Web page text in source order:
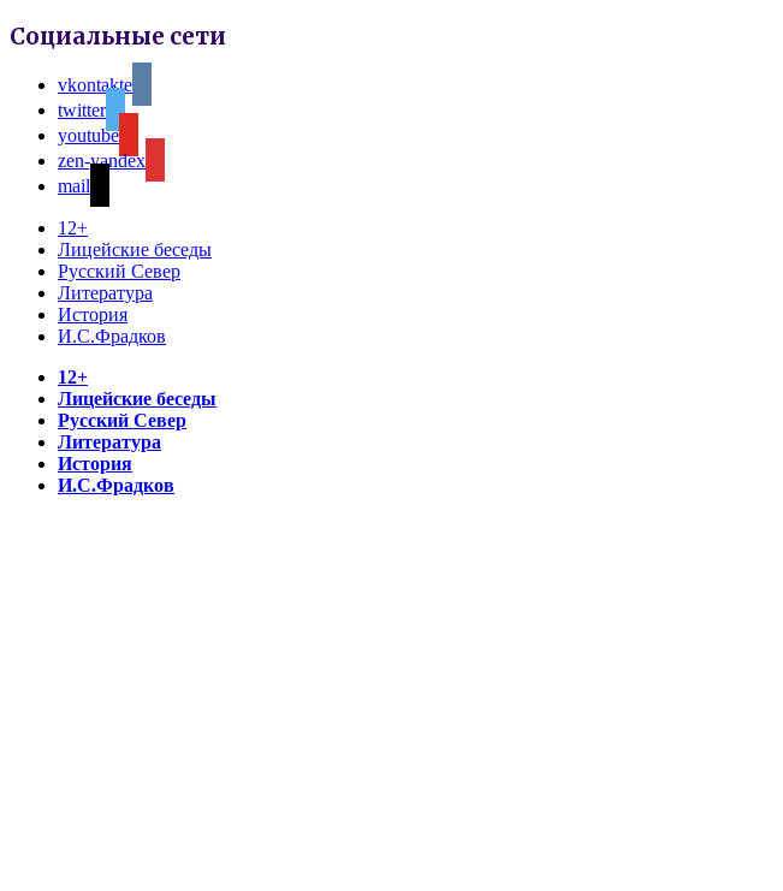
Социальные сети
vkontakte
twitter
youtube
zen-yandex
mail
12+
Лицейские беседы
Русский Север
Литература
История
И.С.Фрадков
12+
Лицейские беседы
Русский Север
Литература
История
И.С.Фрадков